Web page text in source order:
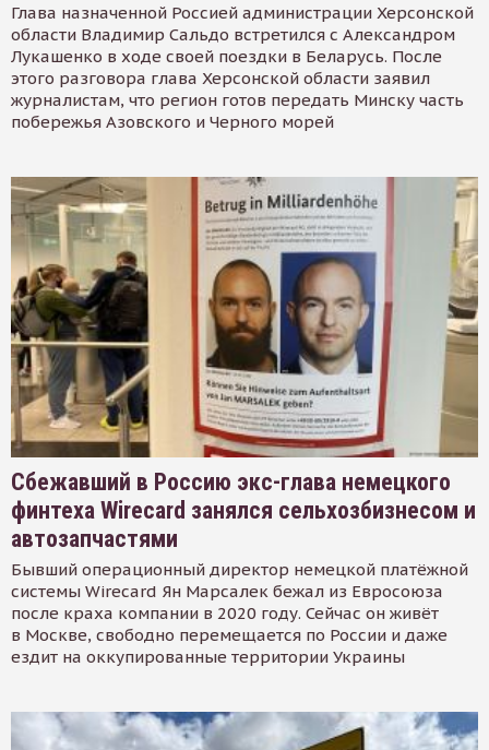
Глава назначенной Россией администрации Херсонской
области Владимир Сальдо встретился с Александром
Лукашенко в ходе своей поездки в Беларусь. После
этого разговора глава Херсонской области заявил
журналистам, что регион готов передать Минску часть
побережья Азовского и Черного морей
Сбежавший в Россию экс-глава немецкого
финтеха Wirecard занялся сельхозбизнесом и
автозапчастями
Бывший операционный директор немецкой платёжной
системы Wirecard Ян Марсалек бежал из Евросоюза
после краха компании в 2020 году. Сейчас он живёт
в Москве, свободно перемещается по России и даже
ездит на оккупированные территории Украины